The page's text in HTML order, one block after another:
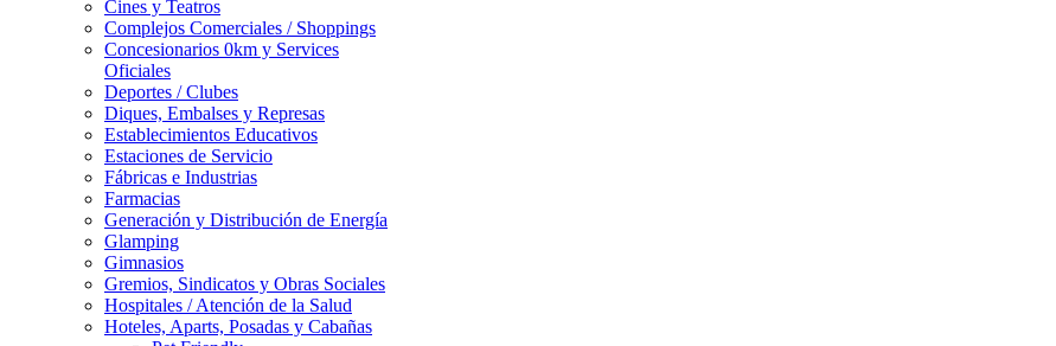
Cines y Teatros
Complejos Comerciales / Shoppings
Concesionarios 0km y Services
Oficiales
Deportes / Clubes
Diques, Embalses y Represas
Establecimientos Educativos
Estaciones de Servicio
Fábricas e Industrias
Farmacias
Generación y Distribución de Energía
Glamping
Gimnasios
Gremios, Sindicatos y Obras Sociales
Hospitales / Atención de la Salud
Hoteles, Aparts, Posadas y Cabañas